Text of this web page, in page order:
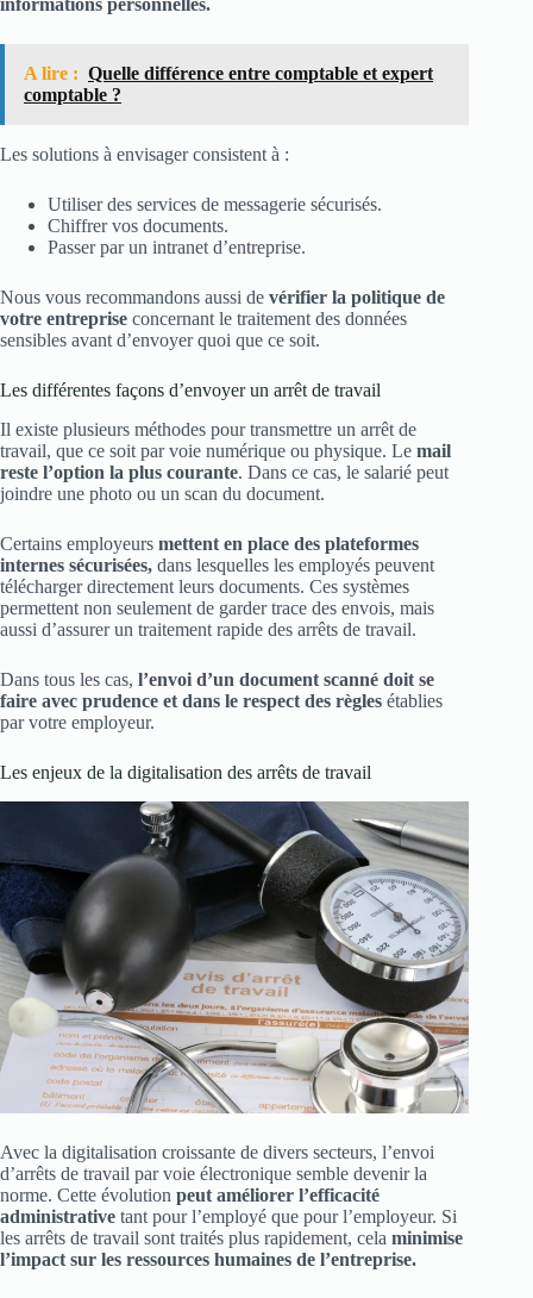
informations personnelles.
A lire : Quelle différence entre comptable et expert
comptable ?
Les solutions à envisager consistent à :
Utiliser des services de messagerie sécurisés.
Chiffrer vos documents.
Passer par un intranet d’entreprise.
Nous vous recommandons aussi de vérifier la politique de
votre entreprise concernant le traitement des données
sensibles avant d’envoyer quoi que ce soit.
Les différentes façons d’envoyer un arrêt de travail
Il existe plusieurs méthodes pour transmettre un arrêt de
travail, que ce soit par voie numérique ou physique. Le mail
reste l’option la plus courante. Dans ce cas, le salarié peut
joindre une photo ou un scan du document.
Certains employeurs mettent en place des plateformes
internes sécurisées, dans lesquelles les employés peuvent
télécharger directement leurs documents. Ces systèmes
permettent non seulement de garder trace des envois, mais
aussi d’assurer un traitement rapide des arrêts de travail.
Dans tous les cas, l’envoi d’un document scanné doit se
faire avec prudence et dans le respect des règles établies
par votre employeur.
Les enjeux de la digitalisation des arrêts de travail
Avec la digitalisation croissante de divers secteurs, l’envoi
d’arrêts de travail par voie électronique semble devenir la
norme. Cette évolution peut améliorer l’efficacité
administrative tant pour l’employé que pour l’employeur. Si
les arrêts de travail sont traités plus rapidement, cela minimise
l’impact sur les ressources humaines de l’entreprise.